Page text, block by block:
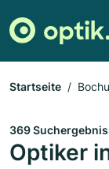
Startseite
369
Optiker